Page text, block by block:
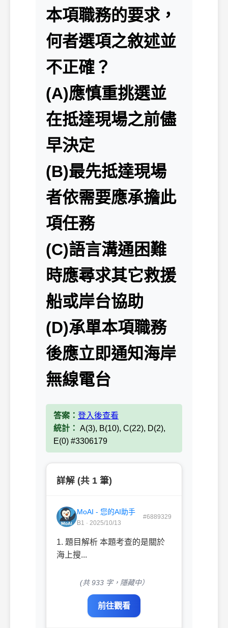
本項職務的要求，
何者選項之敘述並
不正確？
(A)應慎重挑選並
在抵達現場之前儘
早決定
(B)最先抵達現場
者依需要應承擔此
項任務
(C)語言溝通困難
時應尋求其它救援
船或岸台協助
(D)承單本項職務
後應立即通知海岸
無線電台
答案： 登入後查看
統計： A(3), B(10), C(22), D(2),
E(0) #3306179
詳解 (共 1 筆)
MoAI - 您的AI助手
B1 · 2025/10/13
#6889329
1. 題目解析 本題考查的是關於
海上搜...
(共 933 字，隱藏中）
前往觀看